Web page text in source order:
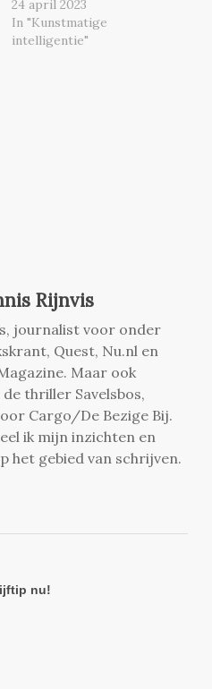
24 april 2023
In "Kunstmatige
intelligentie"
Rijnvis
journalist voor onder
Quest, Nu.nl en
Maar ook
thriller Savelsbos,
Cargo/De Bezige Bij.
ik mijn inzichten en
het gebied van schrijven.
nu!